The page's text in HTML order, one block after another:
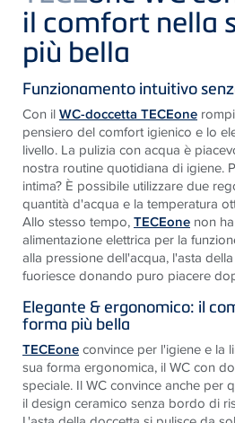
il comfort nella
più bella
Funzionamento intuitivo
Con ilWC-doccetta TECEone
pensiero del comfort igienico e lo
livello. La pulizia con acqua è
nostra routine quotidiana di igiene.
intima? È possibile utilizzare due
quantità d'acqua e la temperatura
Allo stesso tempo,TECEone non
alimentazione elettrica per la
alla pressione dell'acqua, l'asta
fuoriesce donando puro piacere
Elegante & ergonomico: il
forma più bella
TECEoneconvince per l'igiene e la
sua forma ergonomica, il WC con
speciale. Il WC convince anche per
il design ceramico senza bordo di